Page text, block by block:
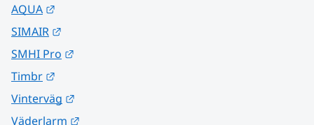
AQUA
SIMAIR
SMHI Pro
Timbr
Vinterväg
Väderlarm